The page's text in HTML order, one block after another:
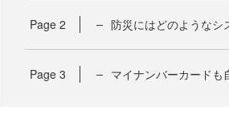
Page 2 防災にはどのようなシ
Page 3 マイナンバーカードも